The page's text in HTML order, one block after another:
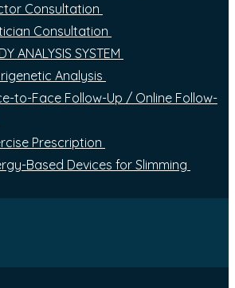
Consultation
Consultation
ANALYSIS SYSTEM
Analysis
to-Face Follow-Up / Online Follow-
Prescription
Based Devices for Slimming